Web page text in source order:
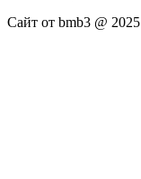
Сайт от bmb3 @ 2025